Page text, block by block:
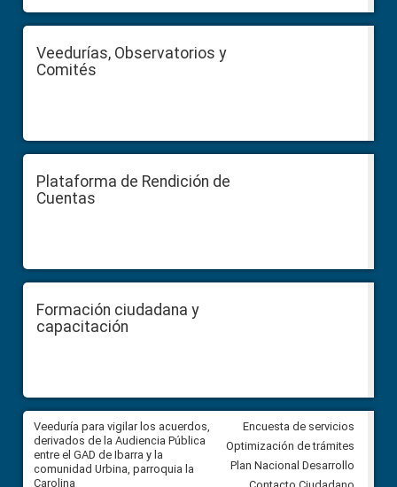
Veedurías, Observatorios y
Comités
Plataforma de Rendición de
Cuentas
Formación ciudadana y
capacitación
Veeduría para vigilar los acuerdos,
derivados de la Audiencia Pública
entre el GAD de Ibarra y la
comunidad Urbina, parroquia la
Carolina
CPCCS convoca a Veeduría
Ciudadana para vigilar el
Encuesta de servicios
Optimización de trámites
Plan Nacional Desarrollo